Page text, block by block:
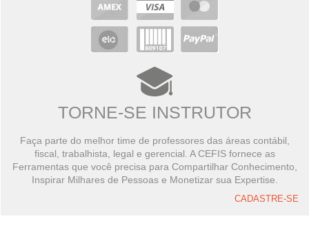
TORNE-SE INSTRUTOR
Faça parte do melhor time de professores das áreas contábil,
fiscal, trabalhista, legal e gerencial. A CEFIS fornece as
Ferramentas que você precisa para Compartilhar Conhecimento,
Inspirar Milhares de Pessoas e Monetizar sua Expertise.
CADASTRE-SE